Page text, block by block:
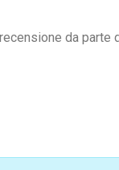
da parte